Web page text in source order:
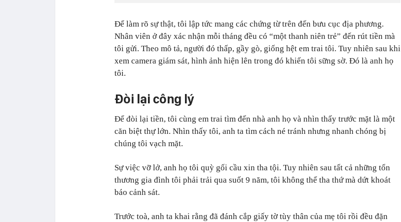
Để làm rõ sự thật, tôi lập tức mang các chứng từ trên đến bưu cục địa phương.
Nhân viên ở đây xác nhận mỗi tháng đều có “một thanh niên trẻ” đến rút tiền mà
tôi gửi. Theo mô tả, người đó thấp, gầy gò, giống hệt em trai tôi. Tuy nhiên sau khi
xem camera giám sát, hình ảnh hiện lên trong đó khiến tôi sững sờ. Đó là anh họ
tôi.
Đòi lại công lý
Để đòi lại tiền, tôi cùng em trai tìm đến nhà anh họ và nhìn thấy trước mặt là một
căn biệt thự lớn. Nhìn thấy tôi, anh ta tìm cách né tránh nhưng nhanh chóng bị
chúng tôi vạch mặt.
Sự việc vỡ lở, anh họ tôi quỳ gối cầu xin tha tội. Tuy nhiên sau tất cả những tổn
thương gia đình tôi phải trải qua suốt 9 năm, tôi không thể tha thứ mà dứt khoát
báo cảnh sát.
Trước toà, anh ta khai rằng đã đánh cắp giấy tờ tùy thân của mẹ tôi rồi đều đặn